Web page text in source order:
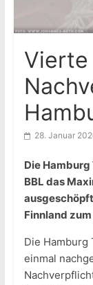
Vierte
28. Januar
Die
BBL das
Finnland
Die Hamburg
einmal